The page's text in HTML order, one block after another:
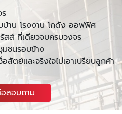
บ้าน โรงงาน โกดัง ออฟฟิศ
ส์ ที่เดียวจบครบวงจร
มชนรอบข้าง
ตย์และจริงใจไม่เอาเปรียบลูกค้า
สอบถาม